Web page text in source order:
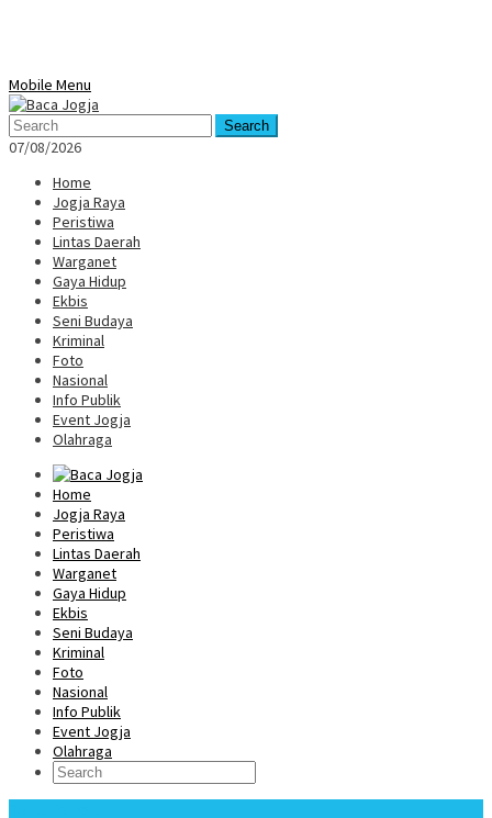
Mobile Menu
Search
07/08/2026
Home
Jogja Raya
Peristiwa
Lintas Daerah
Warganet
Gaya Hidup
Ekbis
Seni Budaya
Kriminal
Foto
Nasional
Info Publik
Event Jogja
Olahraga
Home
Jogja Raya
Peristiwa
Lintas Daerah
Warganet
Gaya Hidup
Ekbis
Seni Budaya
Kriminal
Foto
Nasional
Info Publik
Event Jogja
Olahraga